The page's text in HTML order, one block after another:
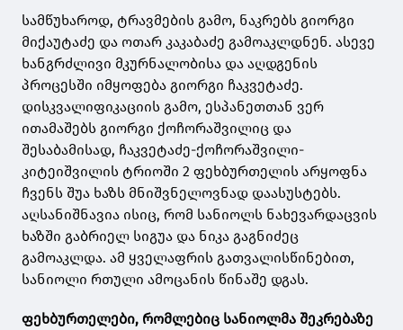
სამწუხაროდ, ტრავმების გამო, ნაკრებს გიორგი
მიქაუტაძე და ოთარ კაკაბაძე გამოაკლდნენ. ასევე
ხანგრძლივი მკურნალობისა და აღდგენის
პროცესში იმყოფება გიორგი ჩაკვეტაძე.
დისკვალიფიკაციის გამო, ესპანეთთან ვერ
ითამაშებს გიორგი ქოჩორაშვილიც და
შესაბამისად, ჩაკვეტაძე-ქოჩორაშვილი-
კიტეიშვილის ტრიოში 2 ფეხბურთელის არყოფნა
ჩვენს შუა ხაზს მნიშვნელოვნად დაასუსტებს.
აღსანიშნავია ისიც, რომ სანიოლს ნახევარდაცვის
ხაზში გაბრიელ სიგუა და ნიკა გაგნიძეც
გამოაკლდა. ამ ყველაფრის გათვალისწინებით,
სანიოლი რთული ამოცანის წინაშე დგას.
ფეხბურთელები, რომლებიც სანიოლმა შეკრებაზე